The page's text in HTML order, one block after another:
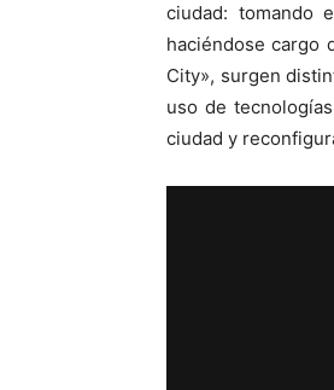
ciudad: tomando
haciéndose cargo
City», surgen
uso de
ciudad y